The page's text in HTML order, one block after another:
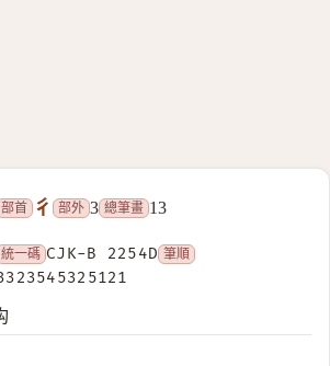
部首 彳 部外 3 總筆畫 13
統一碼 CJK-B 2254D 筆順